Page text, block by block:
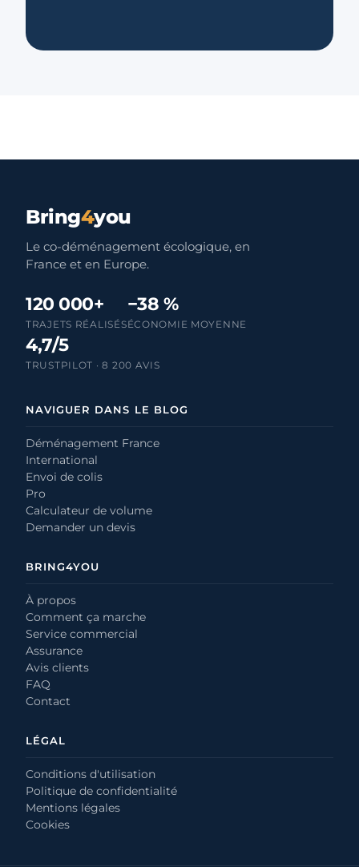
Bring4you
Le co-déménagement écologique, en
France et en Europe.
120 000+
TRAJETS RÉALISÉS
−38 %
ÉCONOMIE MOYENNE
4,7/5
TRUSTPILOT · 8 200 AVIS
NAVIGUER DANS LE BLOG
Déménagement France
International
Envoi de colis
Pro
Calculateur de volume
Demander un devis
BRING4YOU
À propos
Comment ça marche
Service commercial
Assurance
Avis clients
FAQ
Contact
LÉGAL
Conditions d'utilisation
Politique de confidentialité
Mentions légales
Cookies